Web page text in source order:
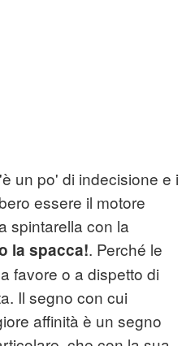
un po' di indecisione e i
essere il motore
spintarella con la
la spacca!. Perché le
favore o a dispetto di
Il segno con cui
affinità è un segno